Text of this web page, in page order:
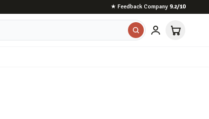
★ Feedback Company 9.2/10